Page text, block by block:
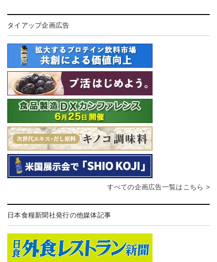
タイアップ企画広告
すべての企画広告一覧はこちら >
日本食糧新聞社発行の他媒体記事